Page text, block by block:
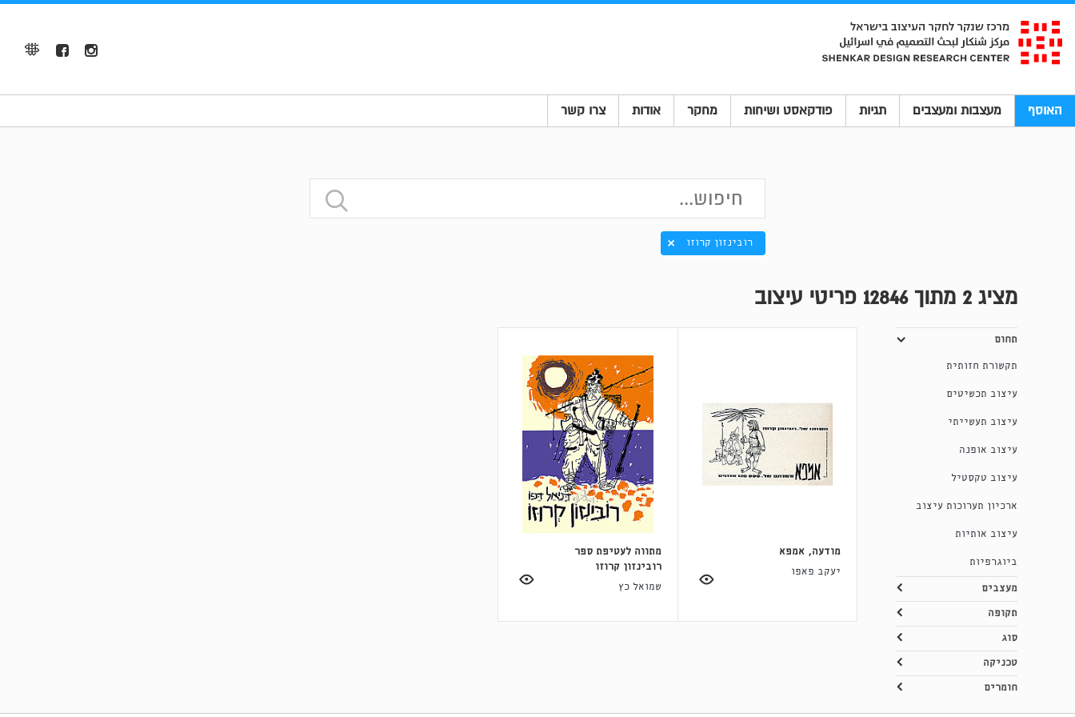
האוסף מעצבות ומעצבים תגיות פודקאסט ושיחות מחקר אודות צרו קשר
רובינזון קרוזו
מציג 2 מתוך 12846 פריטי עיצוב
תחום
תקשורת חזותית
עיצוב תכשיטים
עיצוב תעשייתי
עיצוב אופנה
עיצוב טקסטיל
ארכיון תערוכות עיצוב
עיצוב אותיות
ביוגרפיות
מעצבים
תקופה
סוג
טכניקה
חומרים
מודעה, אמפא
יעקב פאפו
מתווה לעטיפת ספר
רובינזון קרוזו
שמואל כץ